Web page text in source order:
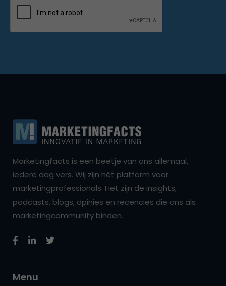
Marketingfacts is een beetje van ons allemaal,
iedere dag vers. Wij zijn hét platform voor
marketingprofessionals. Het zijn de insights,
podcasts, blogs, opinies en recencies die ons als
marketingcommunity binden.
Menu